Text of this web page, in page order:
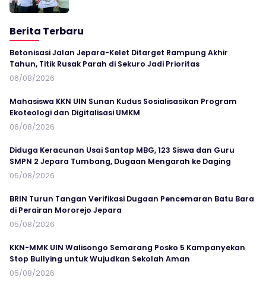
Berita Terbaru
Betonisasi Jalan Jepara-Kelet Ditarget Rampung Akhir
Tahun, Titik Rusak Parah di Sekuro Jadi Prioritas
06/08/2026
Mahasiswa KKN UIN Sunan Kudus Sosialisasikan Program
Ekoteologi dan Digitalisasi UMKM
06/08/2026
Diduga Keracunan Usai Santap MBG, 123 Siswa dan Guru
SMPN 2 Jepara Tumbang, Dugaan Mengarah ke Daging
06/08/2026
BRIN Turun Tangan Verifikasi Dugaan Pencemaran Batu Bara
di Perairan Mororejo Jepara
05/08/2026
KKN-MMK UIN Walisongo Semarang Posko 5 Kampanyekan
Stop Bullying untuk Wujudkan Sekolah Aman
05/08/2026